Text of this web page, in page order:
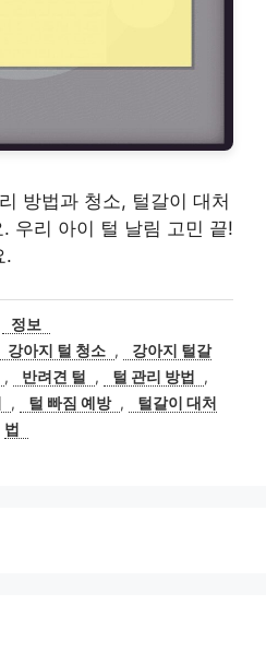
방법과 청소, 털갈이 대처
우리 아이 털 날림 고민 끝!
.
카
테
고
리
정보
강아지 털 청소 ,
강아지 털갈
, 반려견 털 , 털 관리 방법
,
, 털 빠짐 예방 ,
털갈이 대처
법